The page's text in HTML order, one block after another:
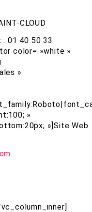
CLOUD
: 01 40 50 33
color= »white »
»
»
»]Site Web